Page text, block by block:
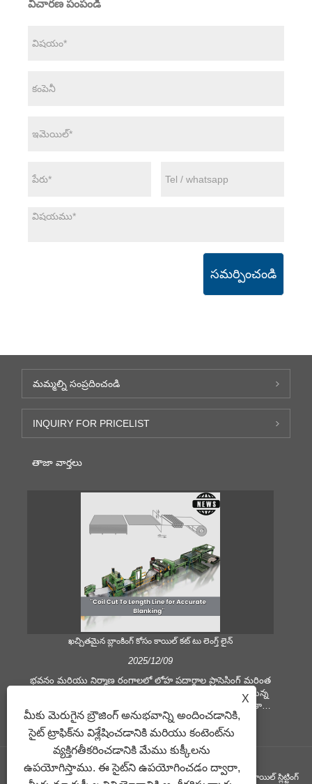
విచారణ పంపండి
సమర్పించండి
మమ్మల్ని సంప్రదించండి
INQUIRY FOR PRICELIST
తాజా వార్తలు
ఖచ్చితమైన బ్లాంకింగ్ కోసం కాయిల్ కట్ టు లెంగ్త్ లైన్
2025/12/09
భవనం మరియు నిర్మాణ రంగాలలో లోహ పదార్థాల ప్రాసెసింగ్ మరింత
కీలకంగా పెరుగుతోంది. సాంకేతిక పరిణామాలు మరియు మారుతున్న
కస్టమర్ల అంచనాలు కంపెనీలను మరింత ఎక్కువ ఉత్పాదక ప్రమాణాలు
మరియు నాణ్యత డిమాండ్‌లను అందుకోవడానికి బలవంతం చేస్తాయి.
సాంప్రదాయిక చేతి ప్రాసెసింగ్ పద్ధతులు సమకాలీన పరిశ్రమ
అవసరాలను తీర్చడానికి సరిపోవు, ప్రత్యేకించి గొప్ప ఖచ్చితత్వం
మరియు సామర్థ్యం కోసం. అందువల్ల, కాయిల్ కట్ టు లెంగ్త్ లైన్
కాయిల్ ప్రాసెసింగ్ పరికరంగా ఉద్భవించింది.
కాపీరైట్ ©GUANGZHOU KINGREAL MACHINERY CO., LTD.， - కాయిల్ స్లిట్టింగ్
X
మీకు మెరుగైన బ్రౌజింగ్ అనుభవాన్ని అందించడానికి,
సైట్ ట్రాఫిక్‌ను విశ్లేషించడానికి మరియు కంటెంట్‌ను
వ్యక్తిగతీకరించడానికి మేము కుక్కీలను
ఉపయోగిస్తాము. ఈ సైట్‌ని ఉపయోగించడం ద్వారా,